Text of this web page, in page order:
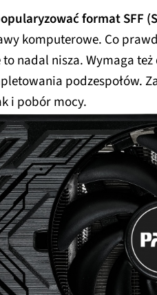
format SFF
komputerowe. Co
nadal nisza. Wymaga
podzespołów.
i pobór mocy.